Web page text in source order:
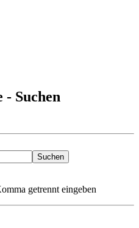
- Suchen
getrennt eingeben